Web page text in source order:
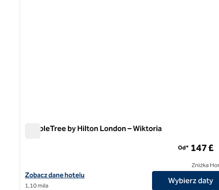
DoubleTree by Hilton London – Wiktoria
Zobacz szczegóły hotelu DoubleTree by Hilton London – Victoria
Zobacz dane hotelu
1,10 mila
Od* 147 £
Zniżka
Wybierz daty